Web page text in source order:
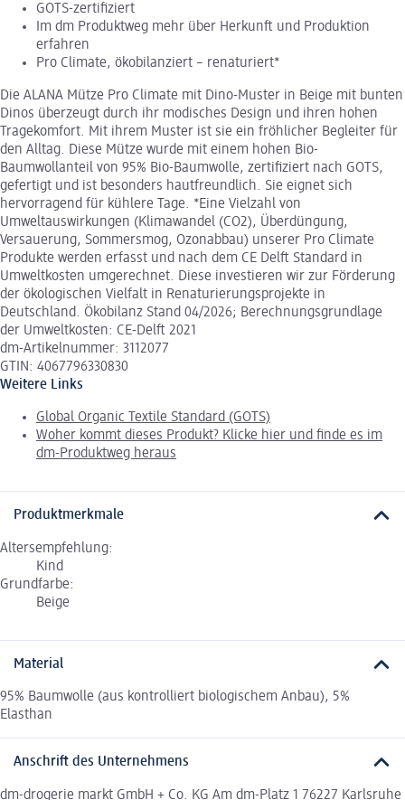
GOTS-zertifiziert
Im dm Produktweg mehr über Herkunft und Produktion
erfahren
Pro Climate, ökobilanziert – renaturiert*
Die ALANA Mütze Pro Climate mit Dino-Muster in Beige mit bunten
Dinos überzeugt durch ihr modisches Design und ihren hohen
Tragekomfort. Mit ihrem Muster ist sie ein fröhlicher Begleiter für
den Alltag. Diese Mütze wurde mit einem hohen Bio-
Baumwollanteil von 95% Bio-Baumwolle, zertifiziert nach GOTS,
gefertigt und ist besonders hautfreundlich. Sie eignet sich
hervorragend für kühlere Tage. *Eine Vielzahl von
Umweltauswirkungen (Klimawandel (CO2), Überdüngung,
Versauerung, Sommersmog, Ozonabbau) unserer Pro Climate
Produkte werden erfasst und nach dem CE Delft Standard in
Umweltkosten umgerechnet. Diese investieren wir zur Förderung
der ökologischen Vielfalt in Renaturierungsprojekte in
Deutschland. Ökobilanz Stand 04/2026; Berechnungsgrundlage
der Umweltkosten: CE-Delft 2021
dm-Artikelnummer: 3112077
GTIN: 4067796330830
Weitere Links
Global Organic Textile Standard (GOTS)
Woher kommt dieses Produkt? Klicke hier und finde es im
dm-Produktweg heraus
Produktmerkmale
Altersempfehlung:
Kind
Grundfarbe:
Beige
Material
95% Baumwolle (aus kontrolliert biologischem Anbau), 5%
Elasthan
Anschrift des Unternehmens
dm-drogerie markt GmbH + Co. KG Am dm-Platz 1 76227 Karlsruhe